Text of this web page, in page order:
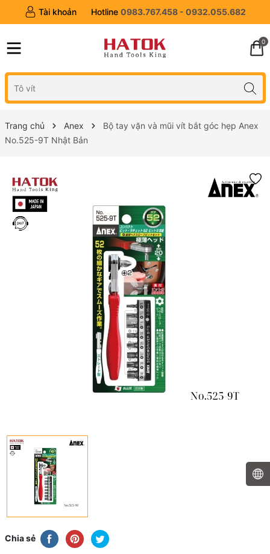
Tài khoản Hotline 0983.767.458 - 0932.055.682
0
Trang chủ Anex
Bộ tay vặn và mũi vít bắt góc hẹp Anex
No.525-9T Nhật Bản
Chia sẻ